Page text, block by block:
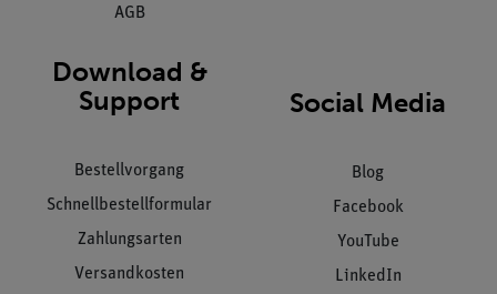
AGB
Download &
Support
Bestellvorgang
Schnellbestellformular
Zahlungsarten
Versandkosten
Social Media
Blog
Facebook
YouTube
LinkedIn